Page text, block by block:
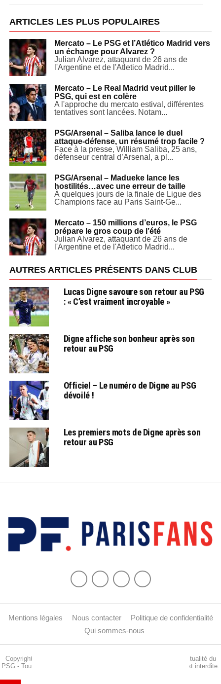
ARTICLES LES PLUS POPULAIRES
Mercato – Le PSG et l’Atlético Madrid vers
un échange pour Alvarez ?
Julian Alvarez, attaquant de 26 ans de
l'Argentine et de l'Atletico Madrid...
Mercato – Le Real Madrid veut piller le
PSG, qui est en colère
A l'approche du mercato estival, différentes
tentatives sont lancées. Notam...
PSG/Arsenal – Saliba lance le duel
attaque-défense, un résumé trop facile ?
Face à la presse, William Saliba, 25 ans,
défenseur central d’Arsenal, a pl...
PSG/Arsenal – Madueke lance les
hostilités…avec une erreur de taille
À quelques jours de la finale de Ligue des
Champions face au Paris Saint-Ge...
Mercato – 150 millions d’euros, le PSG
prépare le gros coup de l’été
Julian Alvarez, attaquant de 26 ans de
l'Argentine et de l'Atletico Madrid...
AUTRES ARTICLES PRÉSENTS DANS CLUB
Lucas Digne savoure son retour au PSG
: « C’est vraiment incroyable »
Digne affiche son bonheur après son
retour au PSG
Officiel – Le numéro de Digne au PSG
dévoilé !
Les premiers mots de Digne après son
retour au PSG
Mentions légales Nous contacter
Politique de confidentialité
Qui sommes-nous
Copyright © 2015-2024 Parisfans.fr, 1er site amateur dédié à l'actualité du
PSG - Tous les droits sont réservés. La reproduction de ce site est interdite.